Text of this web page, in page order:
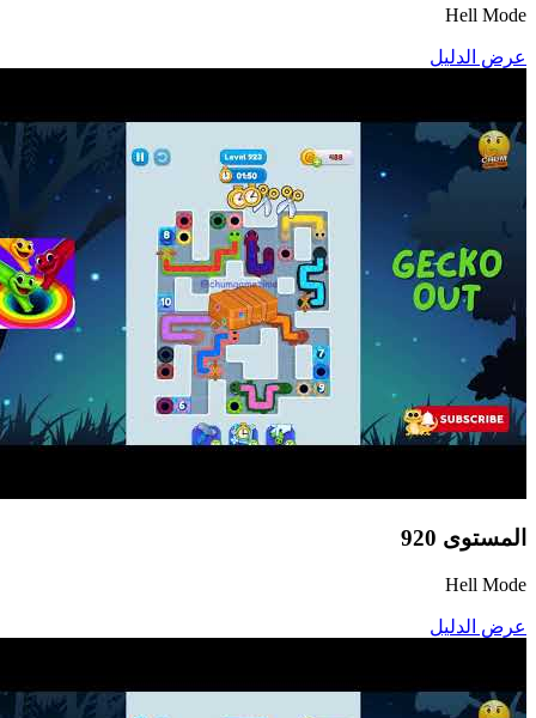
Hell Mode
عرض الدليل
المستوى 920
Hell Mode
عرض الدليل